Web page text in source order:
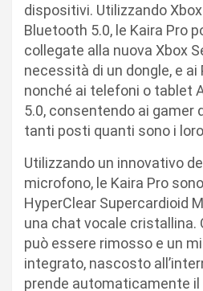
dispositivi. Utilizzando
Bluetooth 5.0, le Kaira Pro
collegate alla nuova Xbox
necessità di un dongle, e ai
nonché ai telefoni o tablet
5.0, consentendo ai gamer
tanti posti quanti sono i
Utilizzando un innovativo
microfono, le Kaira Pro
HyperClear Supercardioid
una chat vocale cristallina.
può essere rimosso e un
integrato, nascosto
prende automaticamente